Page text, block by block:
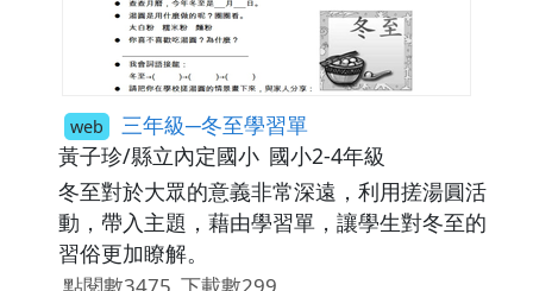
web 三年級─冬至學習單
黃子珍/縣立內定國小 國小2-4年級
冬至對於大眾的意義非常深遠，利用搓湯圓活
動，帶入主題，藉由學習單，讓學生對冬至的
習俗更加瞭解。